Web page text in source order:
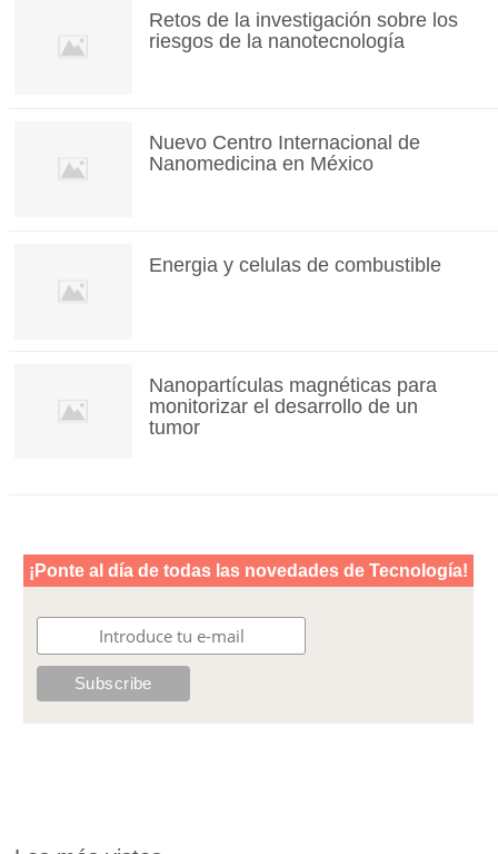
Retos de la investigación sobre los
riesgos de la nanotecnología
Nuevo Centro Internacional de
Nanomedicina en México
Energia y celulas de combustible
Nanopartículas magnéticas para
monitorizar el desarrollo de un
tumor